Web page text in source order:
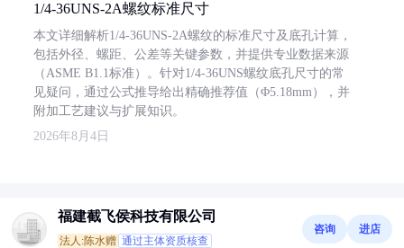
1/4-36UNS-2A螺纹标准尺寸
本文详细解析1/4-36UNS-2A螺纹的标准尺寸及底孔计算，
包括外径、螺距、公差等关键参数，并提供专业数据来源
（ASME B1.1标准）。针对1/4-36UNS螺纹底孔尺寸的常
见疑问，通过公式推导给出精确推荐值（Φ5.18mm），并
附加工艺建议与扩展知识。
2026年8月4日
福建截飞侯科技有限公司
法人:陈水赠 通过主体资质核查
咨询 进店